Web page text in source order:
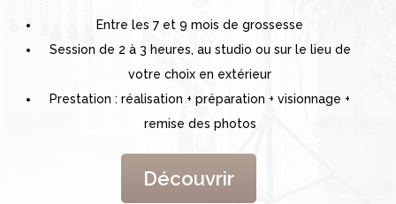
Entre les 7 et 9 mois de grossesse
Session de 2 à 3 heures, au studio ou sur le lieu de
votre choix en extérieur
Prestation : réalisation + préparation + visionnage +
remise des photos
Découvrir